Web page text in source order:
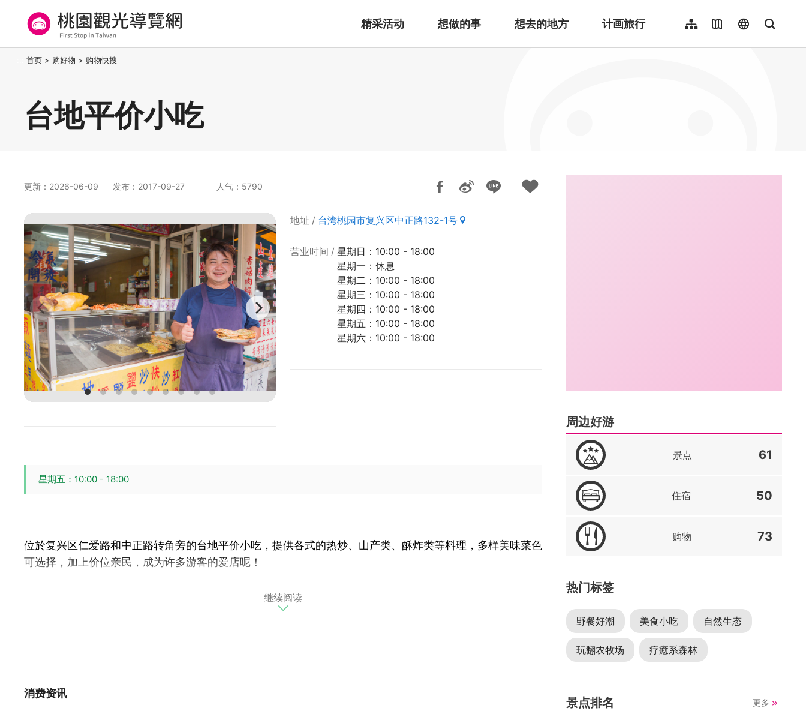
要
桃园观光导览网
精采活动 想做的事 想去的地方 计画旅行
网站导览地图导览language全文检
首页 > 购好物 > 购物快搜
台地平价小吃
更新：2026-06-09 发布：2017-09-27 人气：5790
地址 台湾桃园市复兴区中正路132-1号
营业时间
星期日：10:00 - 18:00
星期一：休息
星期二：10:00 - 18:00
星期三：10:00 - 18:00
星期四：10:00 - 18:00
星期五：10:00 - 18:00
星期六：10:00 - 18:00
星期五：10:00 - 18:00
位於复兴区仁爱路和中正路转角旁的台地平价小吃，提供各式的热炒、山产类、酥炸类等料理，多样美味菜色
可选择，加上价位亲民，成为许多游客的爱店呢！
招牌 : 土鸡、盐酥杏鲍菇、山产野菜、盐酥溪鱼、盐酥溪虾。
●开车建议停在仁爱停车场（步行约1分钟）。
继续阅读
消费资讯
:::
周边好游
景点 61
住宿 50
购物 73
热门标签
野餐好潮 美食小吃 自然生态
玩翻农牧场 疗癒系森林
景点排名 更多